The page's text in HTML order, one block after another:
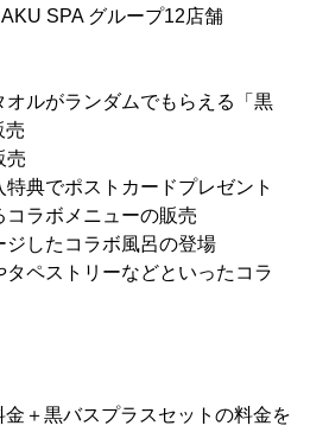
SPA グループ12店舗
オルがランダムでもらえる「黒
売
売
典でポストカードプレゼント
ラボメニューの販売
したコラボ風呂の登場
ペストリーなどといったコラ
＋黒バスプラスセットの料金を